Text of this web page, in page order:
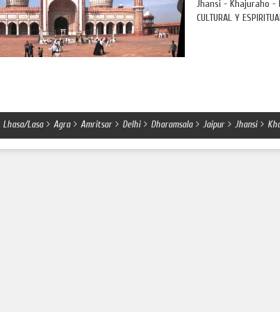
Jhansi - Khajuraho -
CULTURAL Y
Lhasa/Lasa Agra Amritsar Delhi Dharamsala Jaipur Jhansi